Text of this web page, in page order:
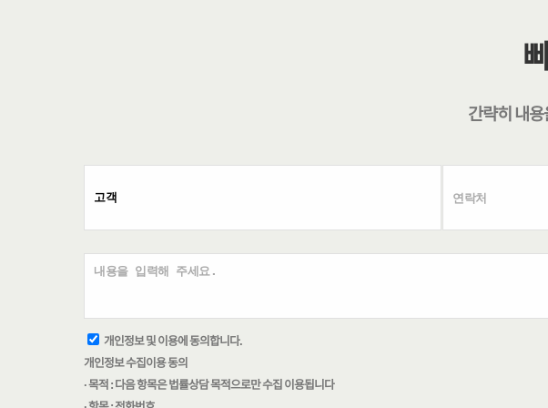
간략히 내
개인정보 및 이용에 동의합니다.
개인정보 수집이용 동의
· 목적 : 다음 항목은 법률상담 목적으로만 수집 이용됩니다